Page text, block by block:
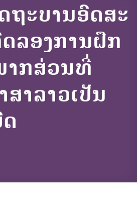
ະບານອົດສະ
ລອງການຝຶກ
າກສ່ວນທີ່
າລາວເປັນ